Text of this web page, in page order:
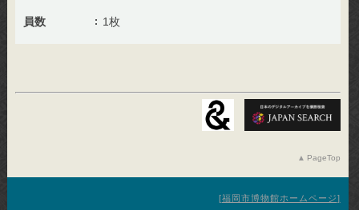
員数 1枚
PageTop
福岡市博物館ホームページ